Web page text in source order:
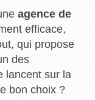
agence de
efficace,
qui propose
des
lancent sur la
bon choix ?